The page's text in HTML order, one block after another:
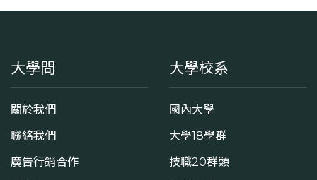
大學問
關於我們
聯絡我們
廣告行銷合作
大學校系
國內大學
大學18學群
技職20群類